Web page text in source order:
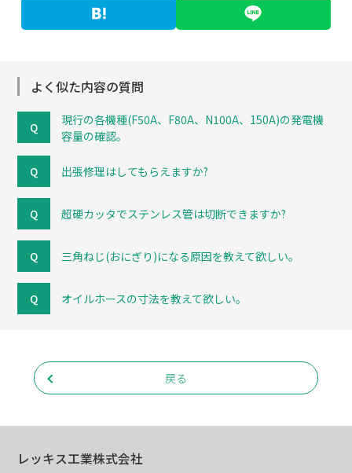
よく似た内容の質問
現行の各機種(F50A、F80A、N100A、150A)の発電機
容量の確認。
出張修理はしてもらえますか?
超硬カッタでステンレス管は切断できますか?
三角ねじ(おにぎり)になる原因を教えて欲しい。
オイルホースの寸法を教えて欲しい。
戻る
レッキス工業株式会社